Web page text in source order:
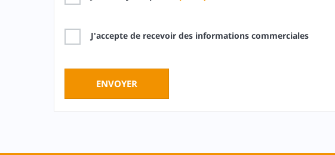
J'accepte de recevoir des informations commerciales